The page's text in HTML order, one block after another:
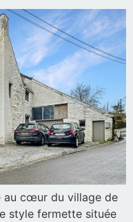
au cœur du village de
style fermette située